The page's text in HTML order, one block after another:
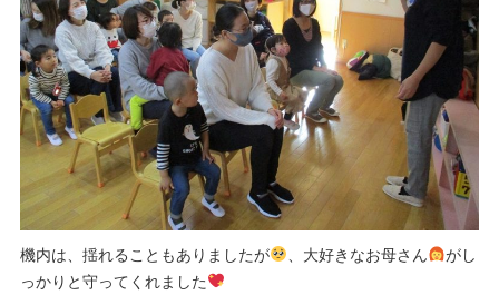
機内は、揺れることもありましたが 、大好きなお母さん
がし
っかりと守ってくれました